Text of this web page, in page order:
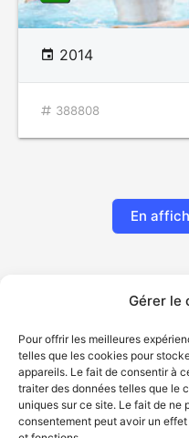
Gérer le
Pour offrir les meilleures
telles que les cookies pour
appareils. Le fait de consentir à
traiter des données telles que le
uniques sur ce site. Le fait de ne
consentement peut avoir un
2014
388808
En
©